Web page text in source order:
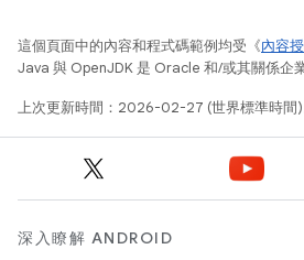
這個頁面中的內容和程式碼範例均受《內容
Java 與 OpenJDK 是 Oracle 和/或其關係企
上次更新時間：2026-02-27 (世界標準時間)
深入瞭解 ANDROID